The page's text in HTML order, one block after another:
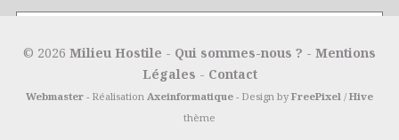
© 2026 Milieu Hostile - Qui sommes-nous ? - Mentions
Légales - Contact
Webmaster - Réalisation Axeinformatique - Design by FreePixel / Hive
thème